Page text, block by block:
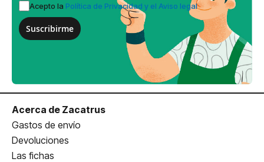
Acepto la Política de Privacidad y el Aviso legal
Suscribirme
Acerca de Zacatrus
Gastos de envío
Devoluciones
Las fichas